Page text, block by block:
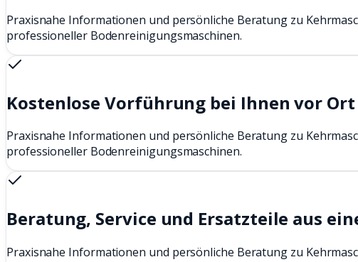
Praxisnahe Informationen und persönliche Beratung zu
professioneller Bodenreinigungsmaschinen.
Kostenlose Vorführung bei Ihnen vor Ort
Praxisnahe Informationen und persönliche Beratung zu
professioneller Bodenreinigungsmaschinen.
Beratung, Service und Ersatzteile aus
Praxisnahe Informationen und persönliche Beratung zu